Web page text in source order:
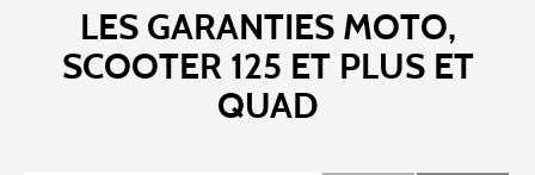
LES GARANTIES MOTO,
SCOOTER 125 ET PLUS ET
QUAD